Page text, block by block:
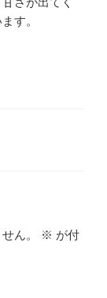
す。
ん。 ※ が付